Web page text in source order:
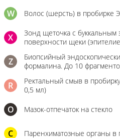
W Волос (шерсть) в пробирке
X
Зонд щеточка с буккальным
поверхности щеки
Z
Биопсийный
формалина. До 10
R
Ректальный смыв в
0,5 мл)
О Мазок-отпечаток на стекло
C Паренхиматозные органы в